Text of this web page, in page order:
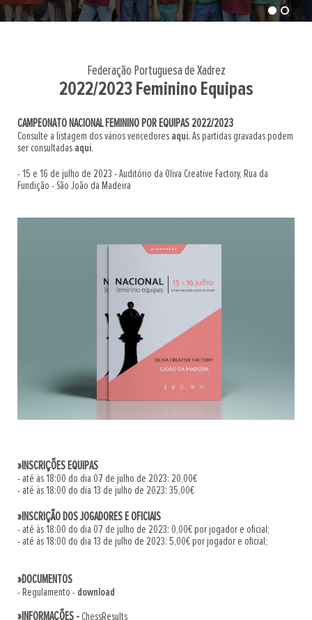
Federação Portuguesa de Xadrez
2022/2023 Feminino Equipas
CAMPEONATO NACIONAL FEMININO POR EQUIPAS 2022/2023
Consulte a listagem dos vários vencedores aqui.As partidas gravadas podem
ser consultadas aqui.
- 15 e 16 de julho de 2023 - Auditório da Oliva Creative Factory, Rua da
Fundição - São João da Madeira
»INSCRIÇÕES EQUIPAS
- até às 18:00 do dia 07 de julho de 2023: 20,00€
- até às 18:00 do dia 13 de julho de 2023: 35,00€
»INSCRIÇÃO DOS JOGADORES E OFICIAIS
- até às 18:00 do dia 07 de julho de 2023: 0,00€ por jogador e oficial;
- até às 18:00 do dia 13 de julho de 2023: 5,00€ por jogador e oficial;
»DOCUMENTOS
- Regulamento - download
»INFORMAÇÕES -ChessResults